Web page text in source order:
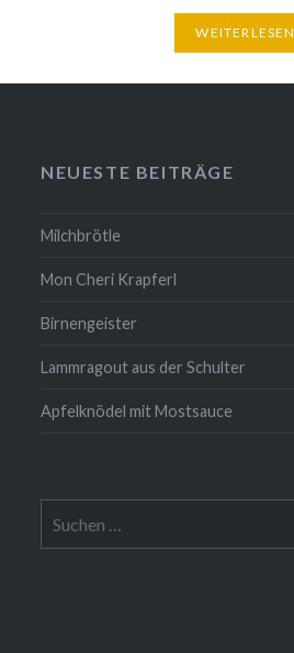
WEITERLESEN
NEUESTE BEITRÄGE
Milchbrötle
Mon Cheri Krapferl
Birnengeister
Lammragout aus der Schulter
Apfelknödel mit Mostsauce
nach: